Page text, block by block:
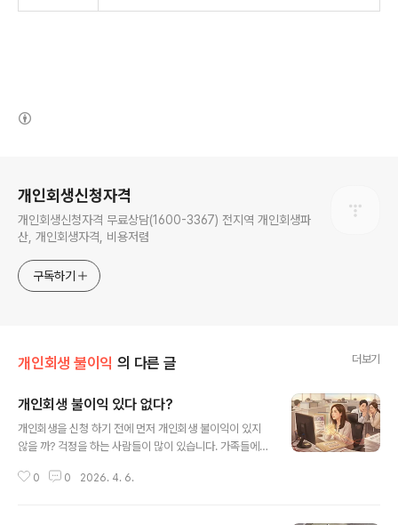
개인회생신청자격
개인회생신청자격 무료상담(1600-3367) 전지역 개인회생파
산, 개인회생자격, 비용저렴
구독하기
개인회생 불이익 의 다른 글 더보기
개인회생 불이익 있다 없다?
개인회생을 신청 하기 전에 먼저 개인회생 불이익이 있지
않을 까? 걱정을 하는 사람들이 많이 있습니다. 가족들에게
게 되는거 아닌가? 통장 사용은 가능한건가? 신용카드는
0 0 2026. 4. 6.